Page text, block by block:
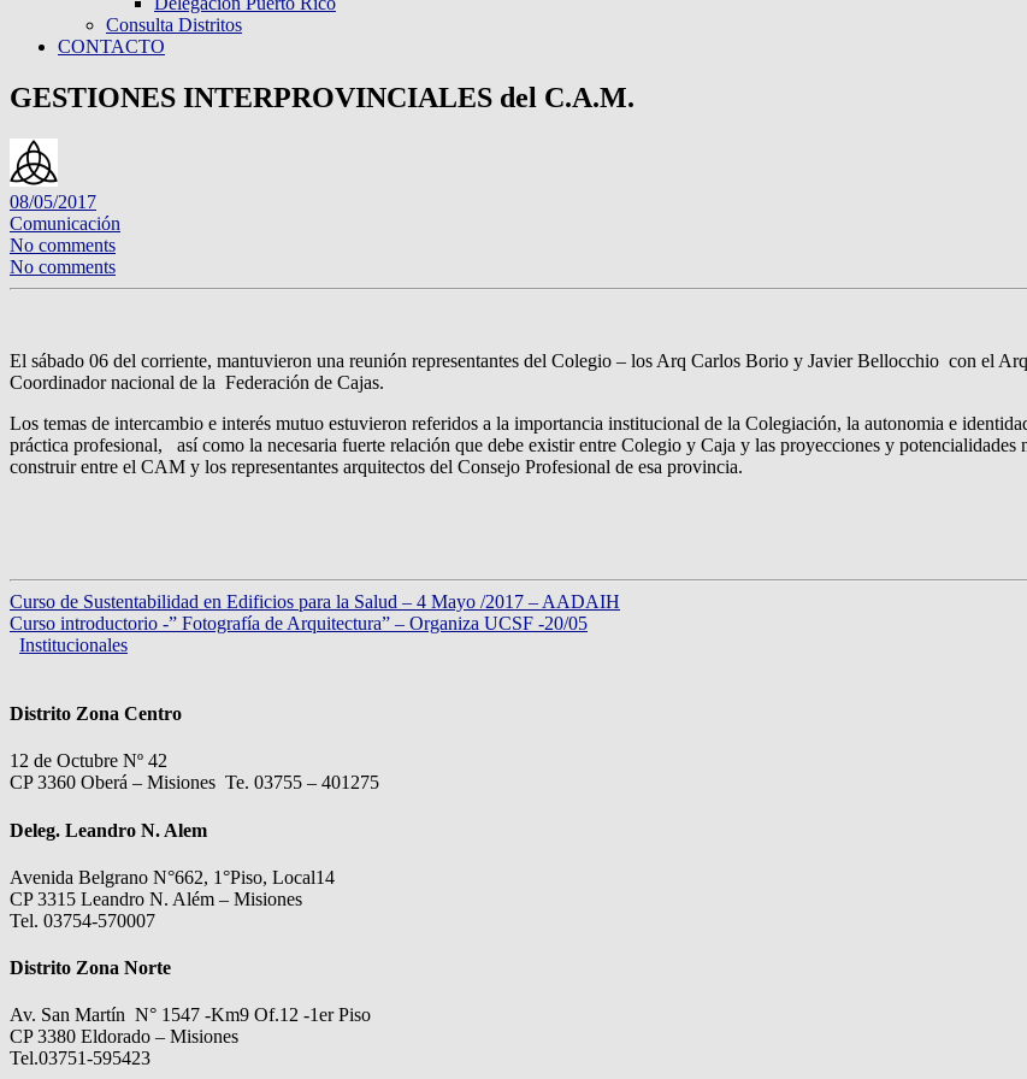
Consulta Distritos
CONTACTO
GESTIONES INTERPROVINCIALES del C.A.M.
08/05/2017
Comunicación
No comments
No comments
El sábado 06 del corriente, mantuvieron una reunión representantes del Colegio – los Arq Carlos Borio y Javier Bellocchio con el
Coordinador nacional de la Federación de Cajas.
Los temas de intercambio e interés mutuo estuvieron referidos a la importancia institucional de la Colegiación, la autonomia e
práctica profesional, así como la necesaria fuerte relación que debe existir entre Colegio y Caja y las proyecciones y potencialidades
construir entre el CAM y los representantes arquitectos del Consejo Profesional de esa provincia.
Curso de Sustentabilidad en Edificios para la Salud – 4 Mayo /2017 – AADAIH
Curso introductorio -” Fotografía de Arquitectura” – Organiza UCSF -20/05
Institucionales
Distrito Zona Centro
12 de Octubre Nº 42
CP 3360 Oberá – Misiones Te. 03755 – 401275
Deleg. Leandro N. Alem
Avenida Belgrano N°662, 1°Piso, Local14
CP 3315 Leandro N. Além – Misiones
Tel. 03754-570007
Distrito Zona Norte
Av. San Martín N° 1547 -Km9 Of.12 -1er Piso
CP 3380 Eldorado – Misiones
Tel.03751-595423